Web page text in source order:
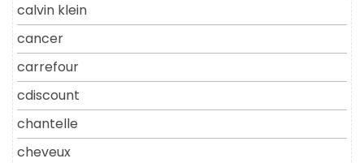
calvin klein
cancer
carrefour
cdiscount
chantelle
cheveux